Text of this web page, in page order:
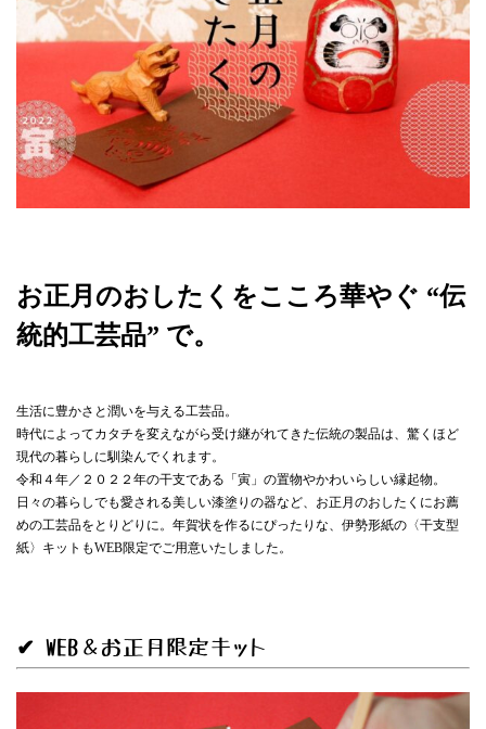
お正月のおしたくをこころ華やぐ “伝
統的工芸品” で。
生活に豊かさと潤いを与える工芸品。
時代によってカタチを変えながら受け継がれてきた伝統の製品は、驚くほど
現代の暮らしに馴染んでくれます。
令和４年／２０２２年の干支である「寅」の置物やかわいらしい縁起物。
日々の暮らしでも愛される美しい漆塗りの器など、お正月のおしたくにお薦
めの工芸品をとりどりに。年賀状を作るにぴったりな、伊勢形紙の〈干支型
紙〉キットもWEB限定でご用意いたしました。
✔ WEB＆お正月限定キット